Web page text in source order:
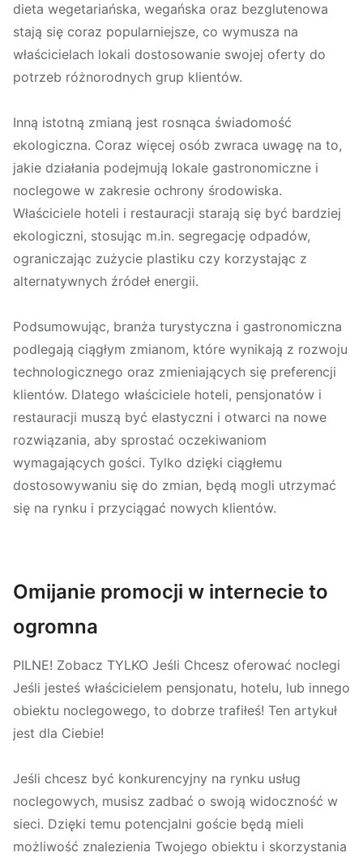
dieta wegetariańska, wegańska oraz bezglutenowa
stają się coraz popularniejsze, co wymusza na
właścicielach lokali dostosowanie swojej oferty do
potrzeb różnorodnych grup klientów.
Inną istotną zmianą jest rosnąca świadomość
ekologiczna. Coraz więcej osób zwraca uwagę na to,
jakie działania podejmują lokale gastronomiczne i
noclegowe w zakresie ochrony środowiska.
Właściciele hoteli i restauracji starają się być bardziej
ekologiczni, stosując m.in. segregację odpadów,
ograniczając zużycie plastiku czy korzystając z
alternatywnych źródeł energii.
Podsumowując, branża turystyczna i gastronomiczna
podlegają ciągłym zmianom, które wynikają z rozwoju
technologicznego oraz zmieniających się preferencji
klientów. Dlatego właściciele hoteli, pensjonatów i
restauracji muszą być elastyczni i otwarci na nowe
rozwiązania, aby sprostać oczekiwaniom
wymagających gości. Tylko dzięki ciągłemu
dostosowywaniu się do zmian, będą mogli utrzymać
się na rynku i przyciągać nowych klientów.
Omijanie promocji w internecie to
ogromna
PILNE! Zobacz TYLKO Jeśli Chcesz oferować noclegi
Jeśli jesteś właścicielem pensjonatu, hotelu, lub innego
obiektu noclegowego, to dobrze trafiłeś! Ten artykuł
jest dla Ciebie!
Jeśli chcesz być konkurencyjny na rynku usług
noclegowych, musisz zadbać o swoją widoczność w
sieci. Dzięki temu potencjalni goście będą mieli
możliwość znalezienia Twojego obiektu i skorzystania